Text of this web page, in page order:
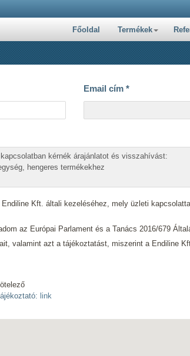
Főoldal Termékek
Email cím *
Endiline Kft. általi kezeléséhez, mely üzleti
az Európai Parlament és a Tanács 2016/679
valamint azt a tájékoztatást, miszerint a Endiline
link